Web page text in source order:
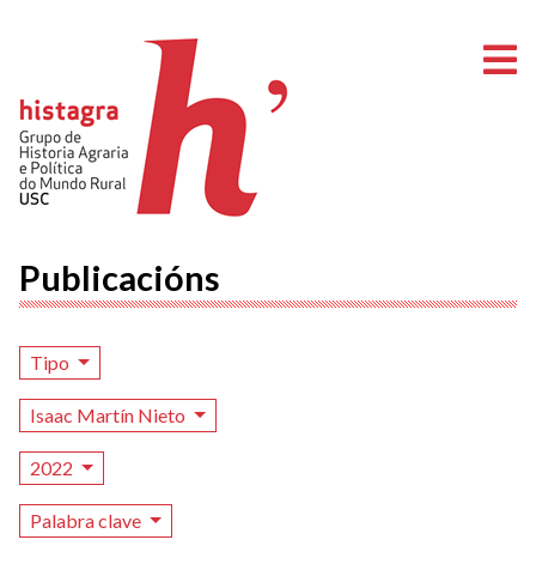
Publicacións
Tipo
Isaac Martín Nieto
2022
Palabra clave